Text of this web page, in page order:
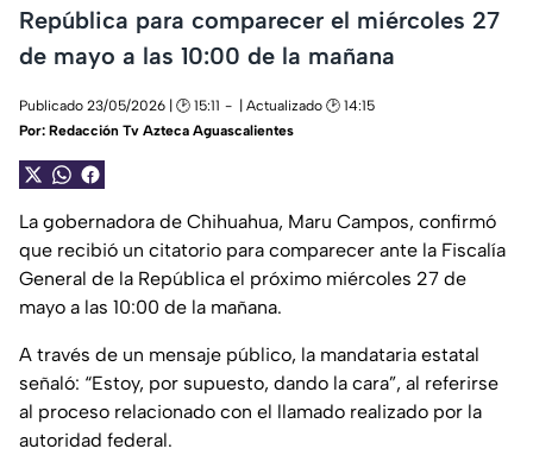
República para comparecer el miércoles 27
de mayo a las 10:00 de la mañana
Publicado 23/05/2026 | 🕑 15:11
| Actualizado 🕑 14:15
Por: Redacción Tv Azteca Aguascalientes
La gobernadora de Chihuahua, Maru Campos, confirmó
que recibió un citatorio para comparecer ante la Fiscalía
General de la República el próximo miércoles 27 de
mayo a las 10:00 de la mañana.
A través de un mensaje público, la mandataria estatal
señaló: “Estoy, por supuesto, dando la cara”, al referirse
al proceso relacionado con el llamado realizado por la
autoridad federal.